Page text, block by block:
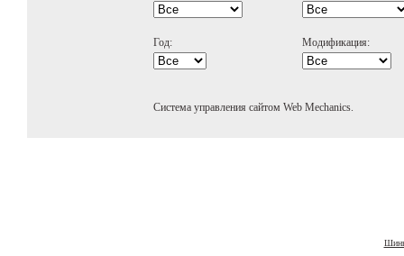
Год: Модификация:
Система управления сайтом Web Mechanics.